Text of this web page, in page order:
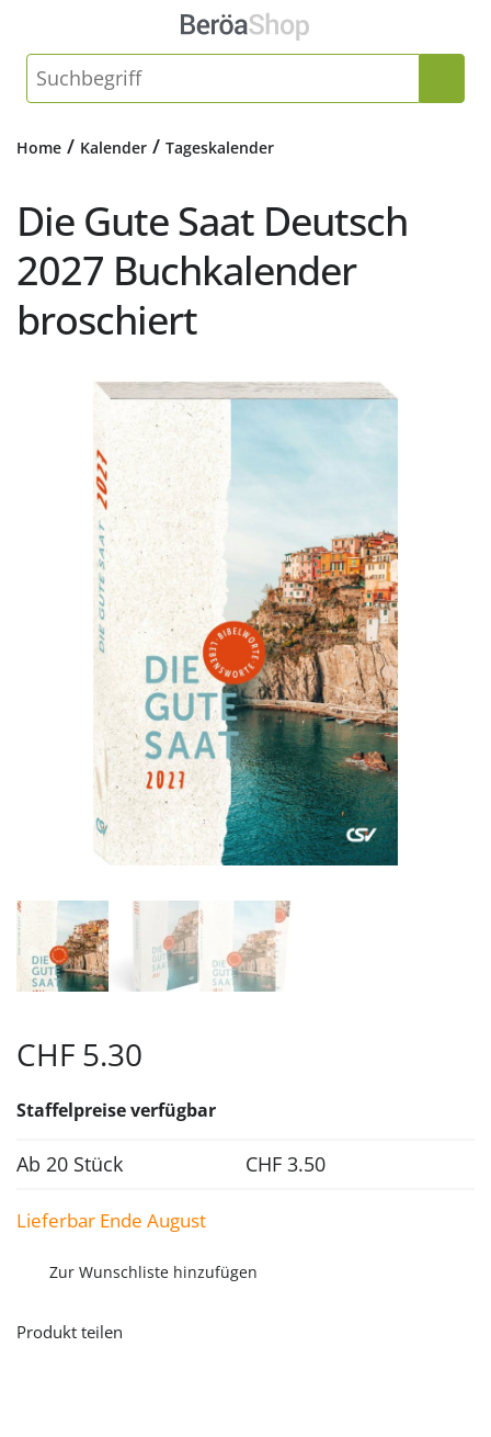
Home / Kalender / Tageskalender
Die Gute Saat Deutsch
2027 Buchkalender
broschiert
CHF 5.30
Staffelpreise verfügbar
Ab 20 Stück CHF 3.50
Lieferbar Ende August
Zur Wunschliste hinzufügen
Produkt teilen